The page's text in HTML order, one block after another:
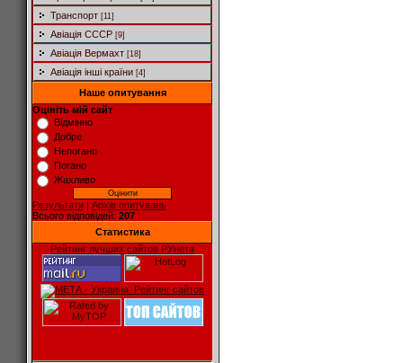
Транспорт [11]
Авіація СССР [9]
Авіація Вермахт [18]
Авіація інші країни [4]
Наше опитування
Оцініть мій сайт
Відмінно
Добре
Непогано
Погано
Жахливо
Результати | Архів опитувань
Всього відповідей: 207
Статистика
Рейтинг лучших сайтов РУнета